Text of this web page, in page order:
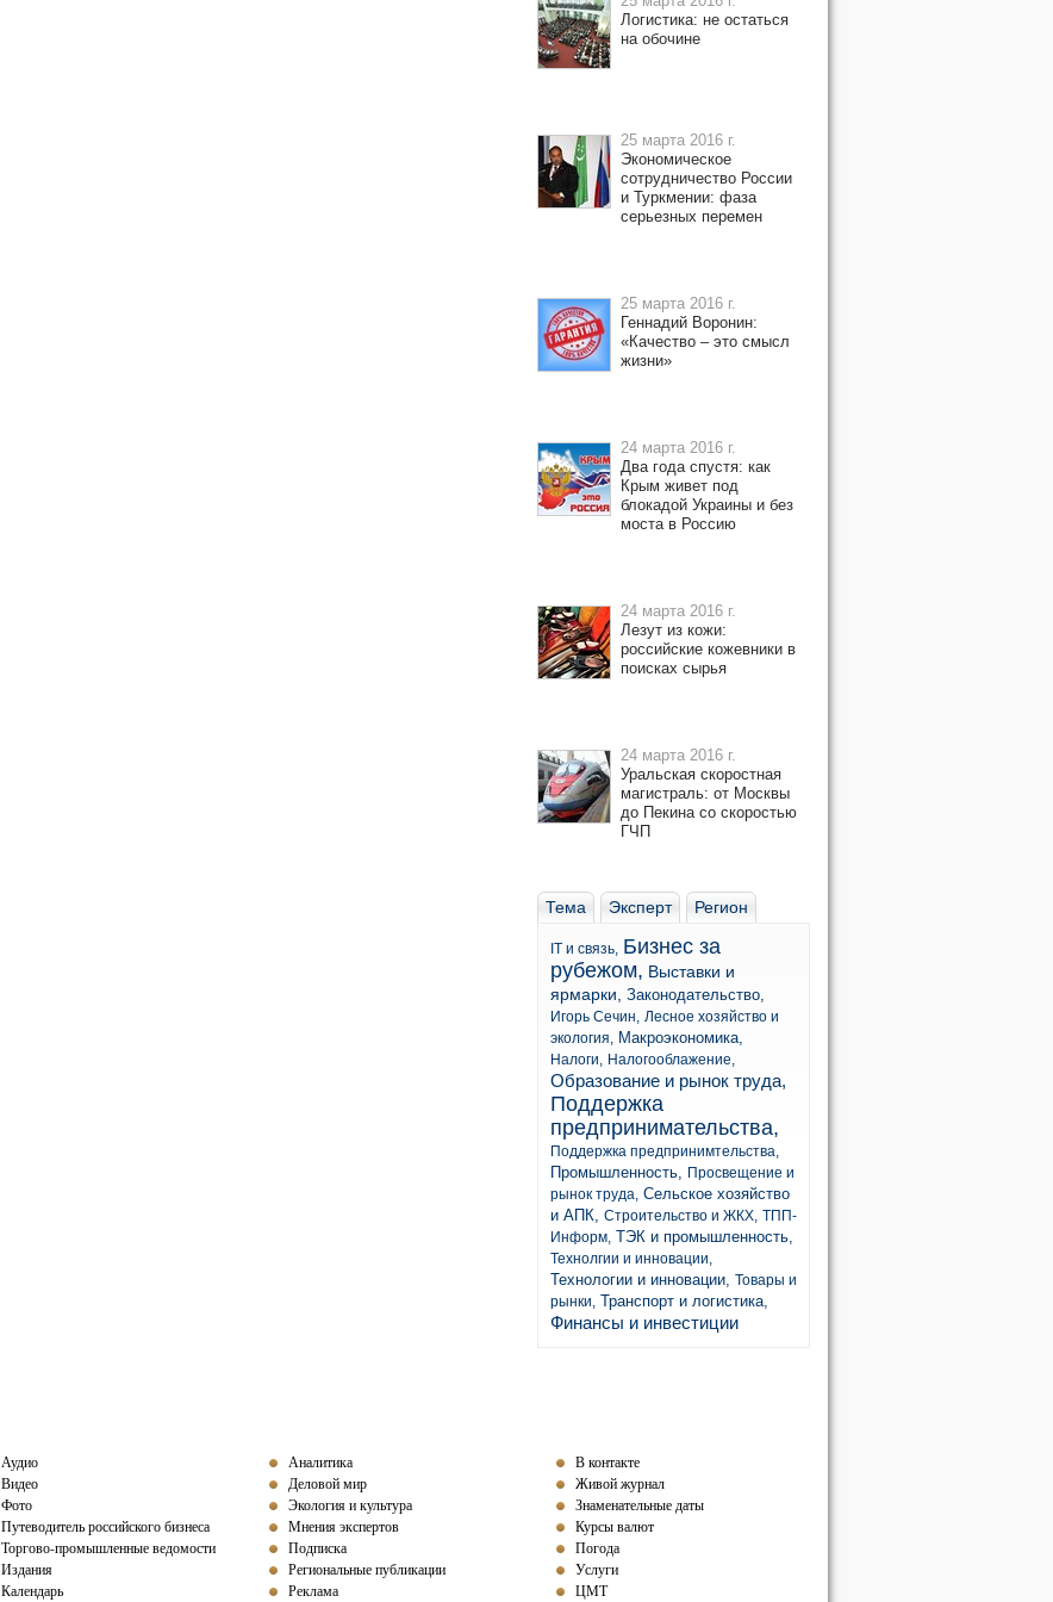
Логистика: не остаться
на обочине
25 марта 2016 г.
Экономическое
сотрудничество России
и Туркмении: фаза
серьезных перемен
25 марта 2016 г.
Геннадий Воронин:
«Качество – это смысл
жизни»
24 марта 2016 г.
Два года спустя: как
Крым живет под
блокадой Украины и без
моста в Россию
24 марта 2016 г.
Лезут из кожи:
российские кожевники в
поисках сырья
24 марта 2016 г.
Уральская скоростная
магистраль: от Москвы
до Пекина со скоростью
ГЧП
Тема Эксперт Регион
IT и связь, Бизнес за
рубежом, Выставки и
ярмарки, Законодательство,
Игорь Сечин, Лесное хозяйство и
экология, Макроэкономика,
Налоги, Налогооблажение,
Образование и рынок труда,
Поддержка
предпринимательства,
Поддержка предпринимтельства,
Промышленность, Просвещение и
рынок труда, Сельское хозяйство
и АПК, Строительство и ЖКХ, ТПП-
Информ, ТЭК и промышленность,
Технолгии и инновации,
Технологии и инновации, Товары и
рынки, Транспорт и логистика,
Финансы и инвестиции
Аудио
Видео
Фото
Путеводитель российского бизнеса
Торгово-промышленные ведомости
Издания
Календарь
Аналитика
Деловой мир
Экология и культура
Мнения экспертов
Подписка
Региональные публикации
Реклама
В контакте
Живой журнал
Знаменательные даты
Курсы валют
Погода
Услуги
ЦМТ